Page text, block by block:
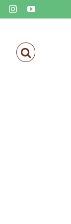
FacebookInstagramYouTube